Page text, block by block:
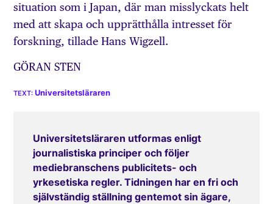
situation som i Japan, där man misslyckats helt
med att skapa och upprätthålla intresset för
forskning, tillade Hans Wigzell.
GÖRAN STEN
Universitetsläraren
Universitetsläraren utformas enligt
journalistiska principer och följer
mediebranschens publicitets- och
yrkesetiska regler. Tidningen har en fri och
självständig ställning gentemot sin ägare,